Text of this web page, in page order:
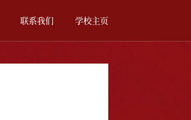
联系我们 学校主页